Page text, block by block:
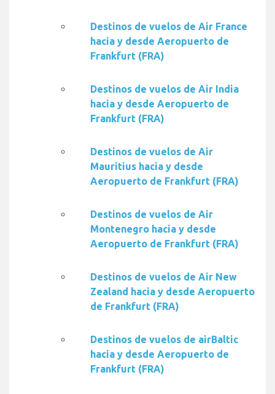
Destinos de vuelos de Air France
hacia y desde Aeropuerto de
Frankfurt (FRA)
Destinos de vuelos de Air India
hacia y desde Aeropuerto de
Frankfurt (FRA)
Destinos de vuelos de Air
Mauritius hacia y desde
Aeropuerto de Frankfurt (FRA)
Destinos de vuelos de Air
Montenegro hacia y desde
Aeropuerto de Frankfurt (FRA)
Destinos de vuelos de Air New
Zealand hacia y desde Aeropuerto
de Frankfurt (FRA)
Destinos de vuelos de airBaltic
hacia y desde Aeropuerto de
Frankfurt (FRA)